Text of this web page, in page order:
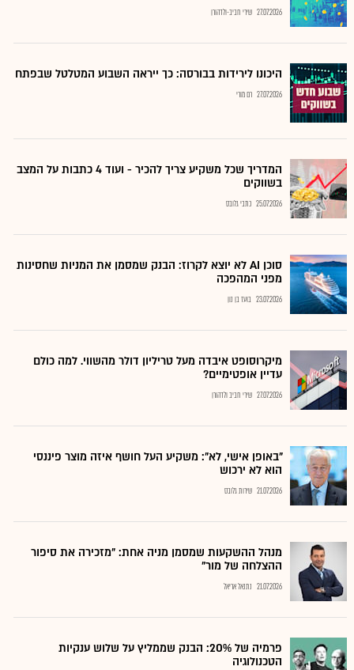
27.07.2026 שירי חביב-ולדהורן
היכונו לירידות בבורסה: כך ייראה השבוע המטלטל שבפתח
27.07.2026 רם מורי
המדריך שכל משקיע צריך להכיר - ועוד 4 כתבות על המצב
בשווקים
25.07.2026 כתבי גלובס
סוכן AI לא יוצא לקרוז: הבנק שמסמן את המניות שחסינות
מפני המהפכה
23.07.2026 בועז בן נון
מיקרוסופט איבדה מעל טריליון דולר מהשווי. למה כולם
עדיין אופטימיים?
27.07.2026 שירי חביב ולדהורן
"באופן אישי, לא": משקיע העל חושף איזה מוצר פיננסי
הוא לא ירכוש
21.07.2026 שירות גלובס
מנהל ההשקעות שמסמן מניה אחת: "מזכירה את סיפור
ההצלחה של מור"
21.07.2026 נתנאל אריאל
פרמיה של 20%: הבנק שממליץ על שלוש ענקיות
הטכנולוגיה